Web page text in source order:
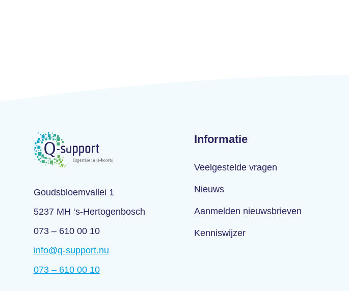
Goudsbloemvallei 1
5237 MH ‘s-Hertogenbosch
073 – 610 00 10
info@q-support.nu
073 – 610 00 10
Informatie
Veelgestelde vragen
Nieuws
Aanmelden nieuwsbrieven
Kenniswijzer